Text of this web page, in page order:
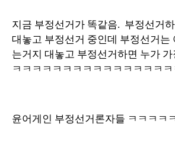
지금 부정선거가 똑같음. 부정선거
대놓고 부정선거 중인데 부정선거는
는거지 대놓고 부정선거하면 누가 가
ㅋㅋㅋㅋㅋㅋㅋㅋㅋㅋㅋㅋㅋㅋㅋ
윤어게인 부정선거론자들 ㅋㅋㅋㅋ